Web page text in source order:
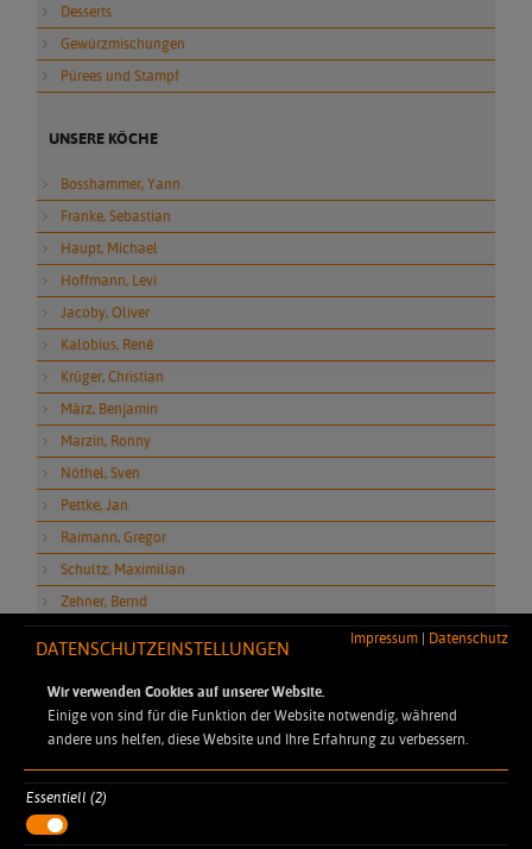
Impressum | Datenschutz
DATENSCHUTZEINSTELLUNGEN
Wir verwenden Cookies auf unserer Website.
Einige von sind für die Funktion der Website notwendig, während
andere uns helfen, diese Website und Ihre Erfahrung zu verbessern.
Essentiell (2)
Desserts
Gewürzmischungen
Pürees und Stampf
UNSERE KÖCHE
Bosshammer, Yann
Franke, Sebastian
Haupt, Michael
Hoffmann, Levi
Jacoby, Oliver
Kalobius, René
Krüger, Christian
März, Benjamin
Marzin, Ronny
Nöthel, Sven
Pettke, Jan
Raimann, Gregor
Schultz, Maximilian
Zehner, Bernd
Rezepterechner